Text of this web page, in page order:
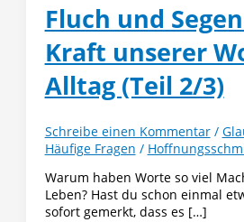
Fluch und
Kraft unserer
Alltag (Teil 2/3)
Schreibe einen Kommentar /
Häufige Fragen /
Warum haben Worte so viel
Leben? Hast du schon einmal
sofort gemerkt, dass es […]